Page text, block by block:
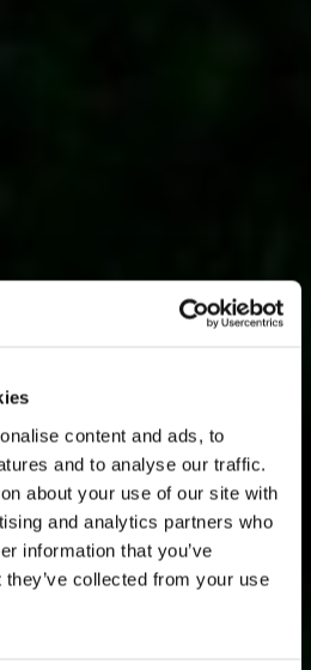
content and ads, to
and to analyse our traffic.
about your use of our site with
and analytics partners who
information that you’ve
collected from your use